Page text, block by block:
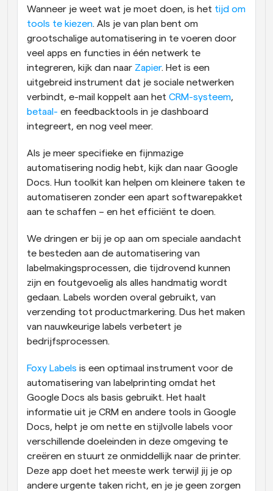
Wanneer je weet wat je moet doen, is het tijd om
tools te kiezen. Als je van plan bent om
grootschalige automatisering in te voeren door
veel apps en functies in één netwerk te
integreren, kijk dan naar Zapier. Het is een
uitgebreid instrument dat je sociale netwerken
verbindt, e-mail koppelt aan het CRM-systeem
betaal- en feedbacktools in je dashboard
integreert, en nog veel meer.
Als je meer specifieke en fijnmazige
automatisering nodig hebt, kijk dan naar Google
Docs. Hun toolkit kan helpen om kleinere taken te
automatiseren zonder een apart softwarepakket
aan te schaffen – en het efficiënt te doen.
We dringen er bij je op aan om speciale aandacht
te besteden aan de automatisering van
labelmakingsprocessen, die tijdrovend kunnen
zijn en foutgevoelig als alles handmatig wordt
gedaan. Labels worden overal gebruikt, van
verzending tot productmarkering. Dus het maken
van nauwkeurige labels verbetert je
bedrijfsprocessen.
Foxy Labels is een optimaal instrument voor de
automatisering van labelprinting omdat het
Google Docs als basis gebruikt. Het haalt
informatie uit je CRM en andere tools in Google
Docs, helpt je om nette en stijlvolle labels voor
verschillende doeleinden in deze omgeving te
creëren en stuurt ze onmiddellijk naar de printer.
Deze app doet het meeste werk terwijl jij je op
andere urgente taken richt, en je je geen zorgen